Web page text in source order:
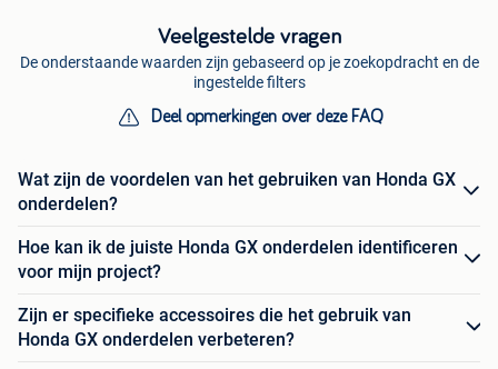
Veelgestelde vragen
De onderstaande waarden zijn gebaseerd op je zoekopdracht en de
ingestelde filters
Deel opmerkingen over deze FAQ
Wat zijn de voordelen van het gebruiken van Honda GX
onderdelen?
Hoe kan ik de juiste Honda GX onderdelen identificeren
voor mijn project?
Zijn er specifieke accessoires die het gebruik van
Honda GX onderdelen verbeteren?